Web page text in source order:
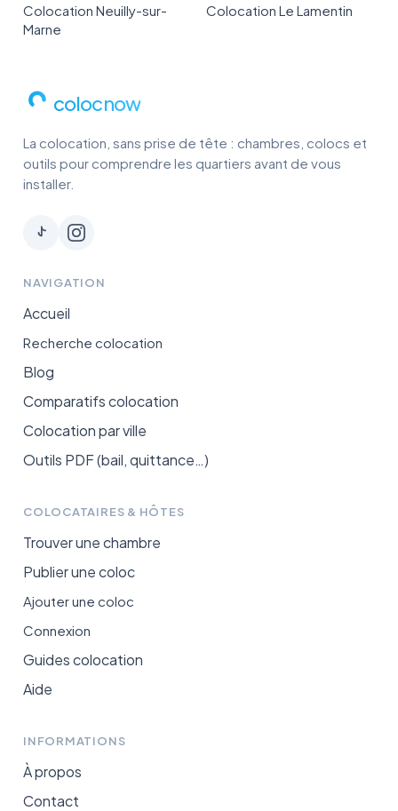
Colocation Neuilly-sur-
Marne
Colocation Le Lamentin
colocnow
La colocation, sans prise de tête : chambres, colocs et
outils pour comprendre les quartiers avant de vous
installer.
NAVIGATION
Accueil
Recherche colocation
Blog
Comparatifs colocation
Colocation par ville
Outils PDF (bail, quittance…)
COLOCATAIRES & HÔTES
Trouver une chambre
Publier une coloc
Ajouter une coloc
Connexion
Guides colocation
Aide
INFORMATIONS
À propos
Contact